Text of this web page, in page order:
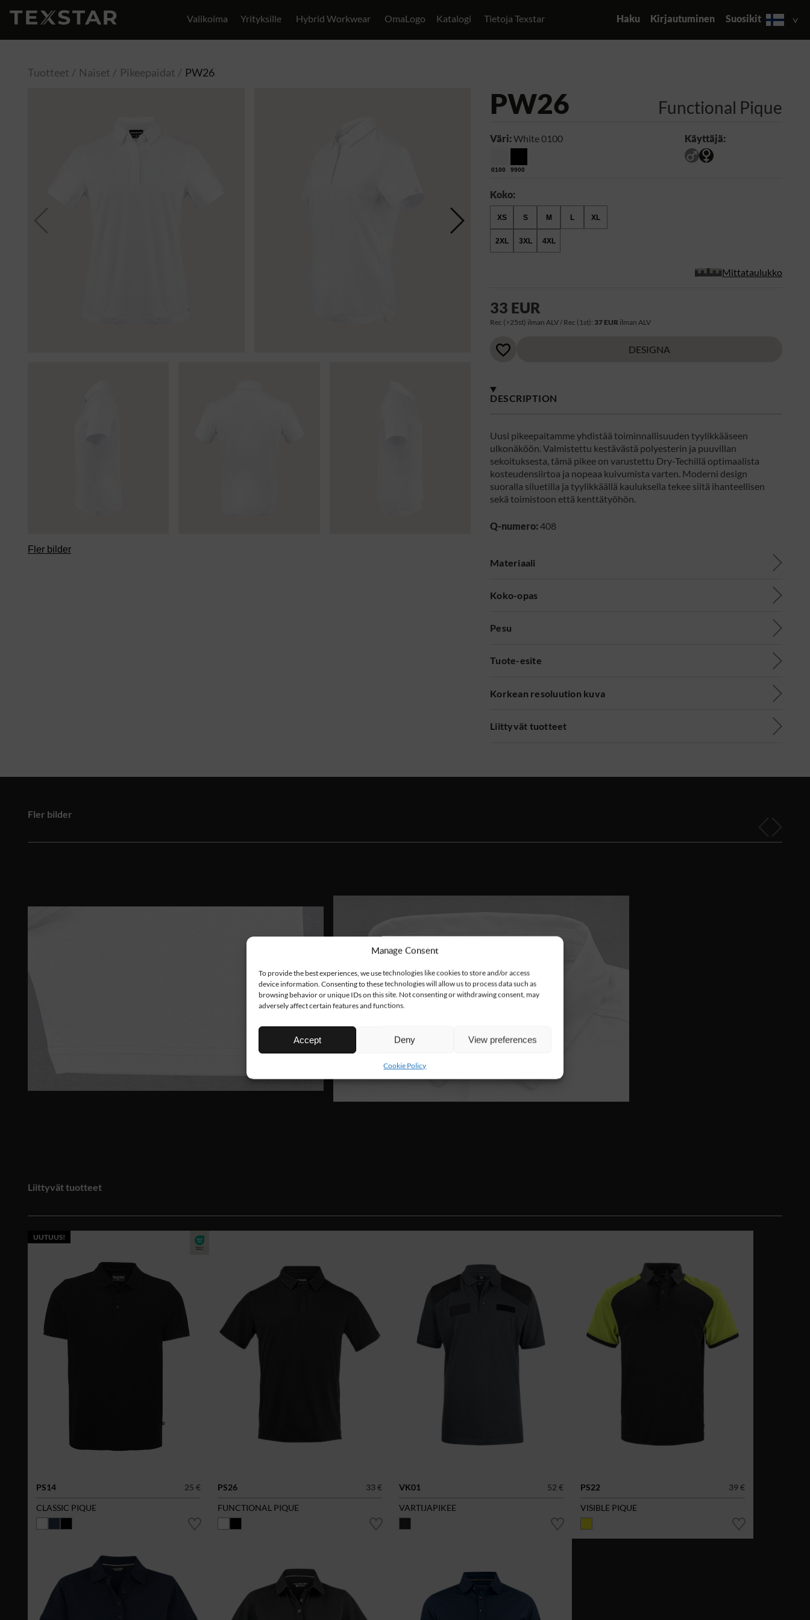
Manage Consent
To provide the best experiences, we use technologies like cookies to store and/or access
device information. Consenting to these technologies will allow us to process data such as
browsing behavior or unique IDs on this site. Not consenting or withdrawing consent, may
adversely affect certain features and functions.
Accept Deny View preferences
Cookie Policy
Valikoima Yrityksille Hybrid Workwear OmaLogo Katalogi Tietoja Texstar Haku Kirjautuminen Suosikit
Tuotteet Naiset Pikeepaidat PW26
Fler bilder
PW26 Functional Pique
Väri:White 0100
0100 9900
Käyttäjä:
Koko:
XS S M L XL
2XL 3XL 4XL
Mittataulukko
33 EUR
Rec (>25st) ilman ALV / Rec (1st): 37 EUR ilman ALV
DESIGNA
DESCRIPTION
Uusi pikeepaitamme yhdistää toiminnallisuuden tyylikkääseen
ulkonäköön. Valmistettu kestävästä polyesterin ja puuvillan
sekoituksesta, tämä pikee on varustettu Dry-Techillä optimaalista
kosteudensiirtoa ja nopeaa kuivumista varten. Moderni design
suoralla siluetilla ja tyylikkäällä kauluksella tekee siitä ihanteellisen
sekä toimistoon että kenttätyöhön.
Q-numero:408
Materiaali
Koko-opas
Pesu
Tuote-esite
Korkean resoluution kuva
Liittyvät tuotteet
Fler bilder
Liittyvät tuotteet
UUTUUS!
PS14
25 €
CLASSIC PIQUE
PS26
33 €
FUNCTIONAL PIQUE
VK01
52 €
VARTIJAPIKEE
PS22
39 €
VISIBLE PIQUE